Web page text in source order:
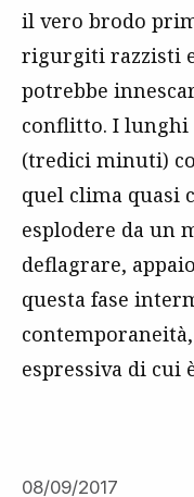
il vero brodo
rigurgiti razzisti
potrebbe
conflitto. I lunghi
(tredici minuti)
quel clima quasi
esplodere da un
deflagrare,
questa fase
espressiva di cui
08/09/2017